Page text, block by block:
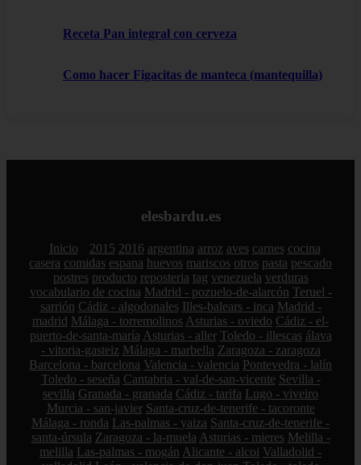
Receta Pan integral con cerveza
Como hacer Figacitas de manteca (mantequilla)
elesbardu.es
Inicio 2015 2016 argentina arroz aves carnes cocina
casera comidas espana huevos mariscos otros pasta pescado
postres producto reposteria tag venezuela verduras
vocabulario de cocina Madrid - pozuelo-de-alarcón Teruel -
sarrión Cádiz - algodonales Illes-balears - inca Madrid -
madrid Málaga - torremolinos Asturias - oviedo Cádiz - el-
puerto-de-santa-maría Asturias - aller Toledo - illescas álava
- vitoria-gasteiz Málaga - marbella Zaragoza - zaragoza
Barcelona - barcelona Valencia - valencia Pontevedra - lalín
Toledo - seseña Cantabria - val-de-san-vicente Sevilla -
sevilla Granada - granada Cádiz - tarifa Lugo - viveiro
Murcia - san-javier Santa-cruz-de-tenerife - tacoronte
Málaga - ronda Las-palmas - yaiza Santa-cruz-de-tenerife -
santa-úrsula Zaragoza - la-muela Asturias - mieres Melilla -
melilla Las-palmas - mogán Alicante - alcoi Valladolid -